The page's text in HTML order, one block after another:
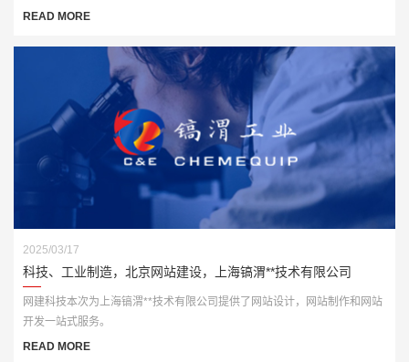
造了一套高端、智能化的官方网站解决方案，全面赋能品牌数字化形象升
READ MORE
2025/03/17
科技、工业制造，北京网站建设，上海镐渭**技术有限公司
网建科技本次为上海镐渭**技术有限公司提供了网站设计，网站制作和网站
开发一站式服务。
READ MORE